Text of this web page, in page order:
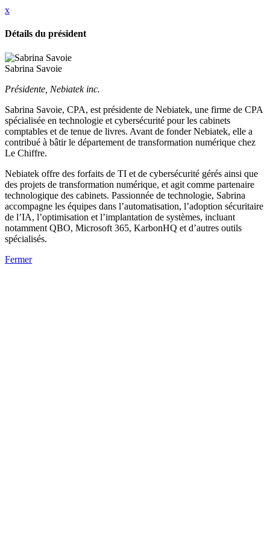
x
Détails du président
Sabrina Savoie
Présidente, Nebiatek inc.
Sabrina Savoie, CPA, est présidente de Nebiatek, une firme de CPA
spécialisée en technologie et cybersécurité pour les cabinets
comptables et de tenue de livres. Avant de fonder Nebiatek, elle a
contribué à bâtir le département de transformation numérique chez
Le Chiffre.
Nebiatek offre des forfaits de TI et de cybersécurité gérés ainsi que
des projets de transformation numérique, et agit comme partenaire
technologique des cabinets. Passionnée de technologie, Sabrina
accompagne les équipes dans l’automatisation, l’adoption sécuritaire
de l’IA, l’optimisation et l’implantation de systèmes, incluant
notamment QBO, Microsoft 365, KarbonHQ et d’autres outils
spécialisés.
Fermer